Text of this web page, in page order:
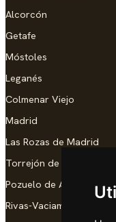
Alcorcón
Getafe
Móstoles
Leganés
Colmenar Viejo
Madrid
Las Rozas de Madrid
Torrejón de Ardoz
Pozuelo de Alarcón
Rivas-Vaciamadrid